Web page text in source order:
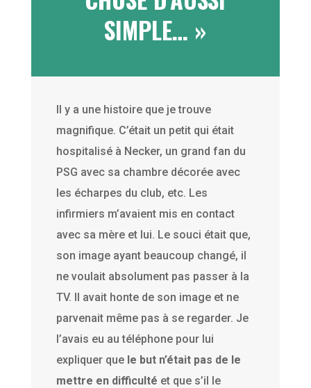
SIMPLE… »
Il y a une histoire que je trouve
magnifique. C’était un petit qui était
hospitalisé à Necker, un grand fan du
PSG avec sa chambre décorée avec
les écharpes du club, etc. Les
infirmiers m’avaient mis en contact
avec sa mère et lui. Le souci était que,
son image ayant beaucoup changé, il
ne voulait absolument pas passer à la
TV. Il avait honte de son image et ne
parvenait même pas à se regarder. Je
l’avais eu au téléphone pour lui
expliquer que le but n’était pas de le
mettre en difficulté et que s’il le